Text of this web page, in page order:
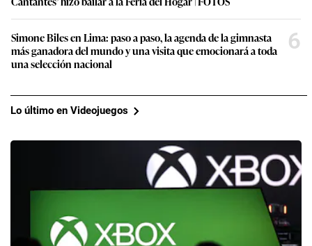
Simone Biles en Lima: paso a paso, la agenda de la gimnasta
más ganadora del mundo y una visita que emocionará a toda
una selección nacional
6
Lo último en Videojuegos